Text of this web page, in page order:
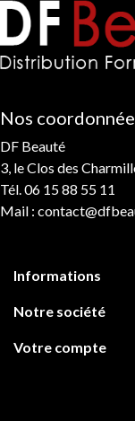
Nos
DF Beauté
3, le Clos des
Tél. 06 15 88 55 11
Mail :
Informations
Notre société
Votre compte